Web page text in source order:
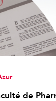
de